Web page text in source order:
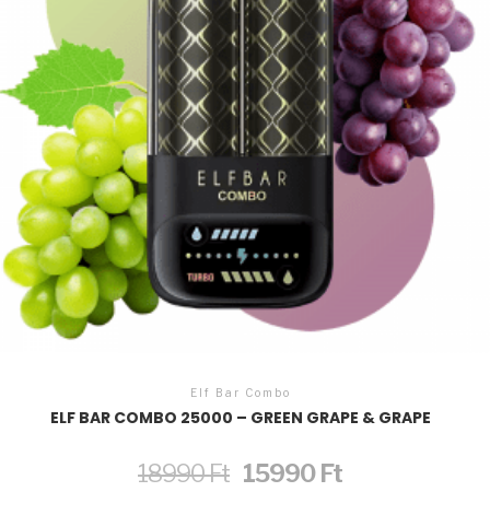
Elf Bar Combo
ELF BAR COMBO 25000 – GREEN GRAPE & GRAPE
18990Ft Original
price
15990FtCurrent
price